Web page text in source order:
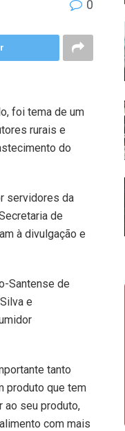
0
foi tema de um
rurais e
do
servidores da
de
à divulgação e
Santense de
e
tanto
produto que tem
ao seu produto,
com mais